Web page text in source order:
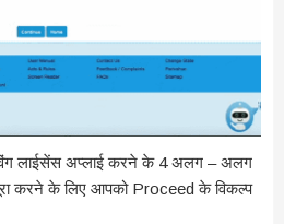
लाईसेंस अप्लाई करने के 4 अलग – अलग
करने के लिए आपको Proceed के विकल्प